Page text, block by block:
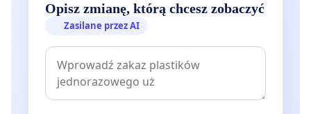
Opisz zmianę, którą chcesz zobaczyć
Zasilane przez AI